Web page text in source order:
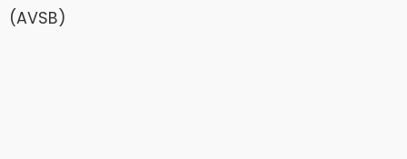
(AVSB)